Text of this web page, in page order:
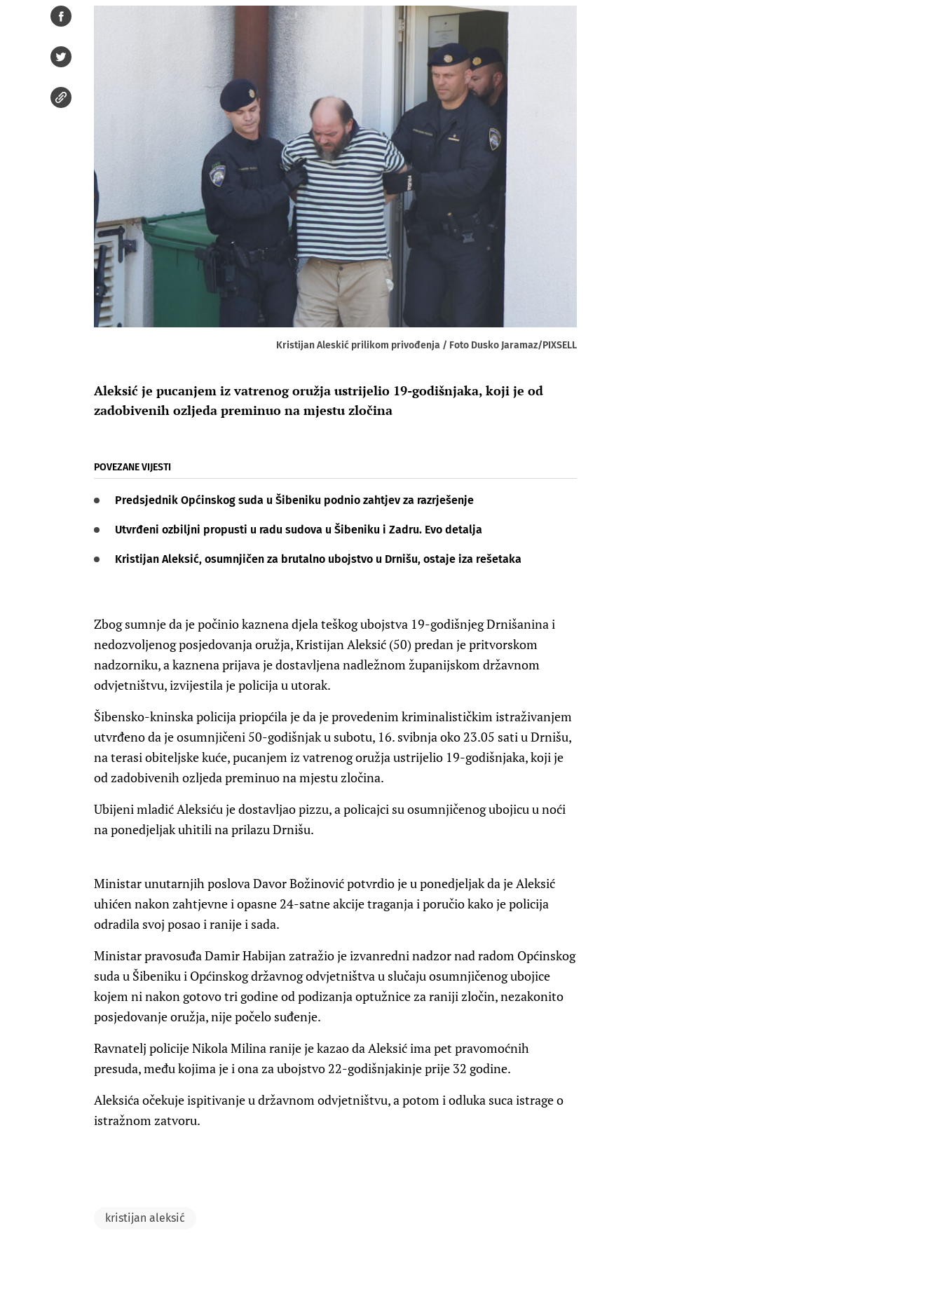
Kristijan Aleskić prilikom privođenja / Foto Dusko Jaramaz/PIXSELL
Aleksić je pucanjem iz vatrenog oružja ustrijelio 19-godišnjaka, koji je od
zadobivenih ozljeda preminuo na mjestu zločina
POVEZANE VIJESTI
Predsjednik Općinskog suda u Šibeniku podnio zahtjev za razrješenje
Utvrđeni ozbiljni propusti u radu sudova u Šibeniku i Zadru. Evo detalja
Kristijan Aleksić, osumnjičen za brutalno ubojstvo u Drnišu, ostaje iza rešetaka
Zbog sumnje da je počinio kaznena djela teškog ubojstva 19-godišnjeg Drnišanina i
nedozvoljenog posjedovanja oružja, Kristijan Aleksić (50) predan je pritvorskom
nadzorniku, a kaznena prijava je dostavljena nadležnom županijskom državnom
odvjetništvu, izvijestila je policija u utorak.
Šibensko-kninska policija priopćila je da je provedenim kriminalističkim istraživanjem
utvrđeno da je osumnjičeni 50-godišnjak u subotu, 16. svibnja oko 23.05 sati u Drnišu,
na terasi obiteljske kuće, pucanjem iz vatrenog oružja ustrijelio 19-godišnjaka, koji je
od zadobivenih ozljeda preminuo na mjestu zločina.
Ubijeni mladić Aleksiću je dostavljao pizzu, a policajci su osumnjičenog ubojicu u noći
na ponedjeljak uhitili na prilazu Drnišu.
Ministar unutarnjih poslova Davor Božinović potvrdio je u ponedjeljak da je Aleksić
uhićen nakon zahtjevne i opasne 24-satne akcije traganja i poručio kako je policija
odradila svoj posao i ranije i sada.
Ministar pravosuđa Damir Habijan zatražio je izvanredni nadzor nad radom Općinskog
suda u Šibeniku i Općinskog državnog odvjetništva u slučaju osumnjičenog ubojice
kojem ni nakon gotovo tri godine od podizanja optužnice za raniji zločin, nezakonito
posjedovanje oružja, nije počelo suđenje.
Ravnatelj policije Nikola Milina ranije je kazao da Aleksić ima pet pravomoćnih
presuda, među kojima je i ona za ubojstvo 22-godišnjakinje prije 32 godine.
Aleksića očekuje ispitivanje u državnom odvjetništvu, a potom i odluka suca istrage o
istražnom zatvoru.
kristijan aleksić